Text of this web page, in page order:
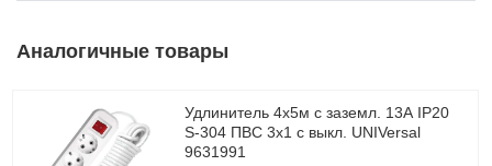
Аналогичные товары
Удлинитель 4х5м с заземл. 13А IP20
S-304 ПВС 3х1 с выкл. UNIVersal
9631991